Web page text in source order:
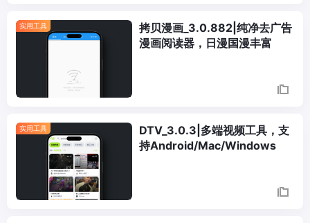
实用工具
拷贝漫画_3.0.882|纯净去广告
漫画阅读器，日漫国漫丰富
实用工具
DTV_3.0.3|多端视频工具，支
持Android/Mac/Windows